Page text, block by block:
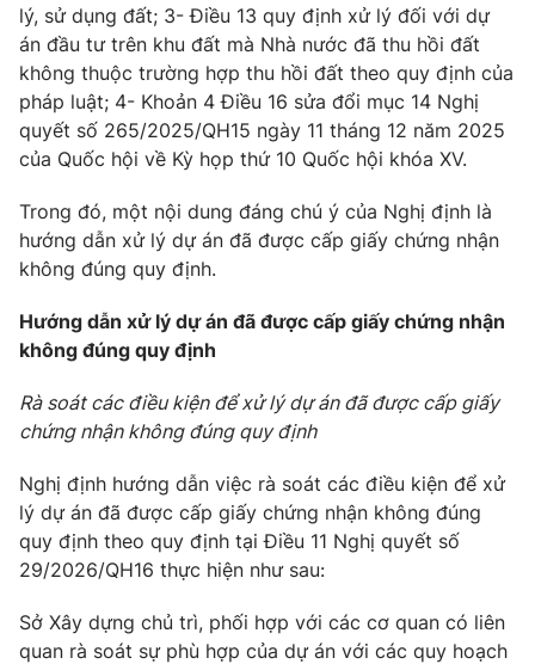
Thị trường
Tư vấn
Lịch phát sóng
Chuyên mục khác
Emagazine Podcast
Photo Infographic
Video
VTV Money
VTV Sức khoẻ Bất động sản
Thị trường 24h Tấm lòng Việt
VTV4 Vươn mình bằng AI
VTV9 VTV8
lý, sử dụng đất; 3- Điều 13 quy định xử lý đối với dự
án đầu tư trên khu đất mà Nhà nước đã thu hồi đất
không thuộc trường hợp thu hồi đất theo quy định của
pháp luật; 4- Khoản 4 Điều 16 sửa đổi mục 14 Nghị
quyết số 265/2025/QH15 ngày 11 tháng 12 năm 2025
của Quốc hội về Kỳ họp thứ 10 Quốc hội khóa XV.
Trong đó, một nội dung đáng chú ý của Nghị định là
hướng dẫn xử lý dự án đã được cấp giấy chứng nhận
không đúng quy định.
Hướng dẫn xử lý dự án đã được cấp giấy chứng nhận
không đúng quy định
Rà soát các điều kiện để xử lý dự án đã được cấp giấy
chứng nhận không đúng quy định
Nghị định hướng dẫn việc rà soát các điều kiện để xử
lý dự án đã được cấp giấy chứng nhận không đúng
quy định theo quy định tại Điều 11 Nghị quyết số
29/2026/QH16 thực hiện như sau:
Sở Xây dựng chủ trì, phối hợp với các cơ quan có liên
quan rà soát sự phù hợp của dự án với các quy hoạch